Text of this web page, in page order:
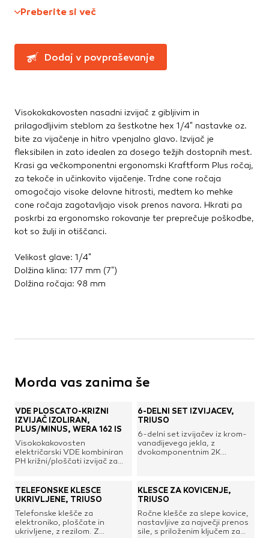
Ročne žage, sekire, noži
Zidarsko orodje
Kotniki
Kotno in profilno železo
Pritrdilna tehnika
Spojni elementi
Verige, jeklene vrvi
Vijaki
Žičniki
Preberite si več
Dodaj v povpraševanje
Visokokakovosten nasadni izvijač z gibljivim in
prilagodljivim steblom za šestkotne hex 1/4" nastavke oz.
bite za vijačenje in hitro vpenjalno glavo. Izvijač je
fleksibilen in zato idealen za dosego težjih dostopnih mest.
Krasi ga večkomponentni ergonomski Kraftform Plus ročaj,
za tekoče in učinkovito vijačenje. Trdne cone ročaja
omogočajo visoke delovne hitrosti, medtem ko mehke
cone ročaja zagotavljajo visok prenos navora. Hkrati pa
poskrbi za ergonomsko rokovanje ter preprečuje poškodbe,
kot so žulji in otiščanci.
Velikost glave: 1/4"
Dolžina klina: 177 mm (7")
Dolžina ročaja: 98 mm
Morda vas zanima še
VDE PLOŠČATO-KRIŽNI
IZVIJAČ IZOLIRAN,
PLUS/MINUS, WERA 162 IS
Visokokakovosten
električarski VDE kombiniran
PH križni/ploščati izvijač za
zaščitno izolacijo in
večkomponentnim ročajem
Kraftform Plus za hitro in
tekoče delo; trde cone ročaja
za visoke delovne hitrosti,
medtem ko mehke cone ročaja
6-DELNI SET IZVIJAČEV,
TRIUSO
6-delni set izvijačev iz krom-
vanadijevega jekla, z
dvokomponentnim 2K
ploščati izvijač: 3,0 x 75 mm,
5,5 x 100 mm, 6,5 x 100 mm,
Phillips: PH1 x 85 mm, PH2 x
100 mm
TELEFONSKE KLEŠČE
UKRIVLJENE, TRIUSO
Telefonske klešče za
elektroniko, ploščate in
ukrivljene, z rezilom. Z
KLEŠČE ZA KOVIČENJE,
TRIUSO
Ročne klešče za slepe kovice,
nastavljive za največji prenos
sile, s priloženim ključem za
Partnerska oglaševalska podjetja jih lahko uporabljajo za
prikazovanje ustreznih oglasov na drugih spletnih mestih.
Pri delu uporabljajo edinstveno prepoznavanje vašega
brskalnika in naprave. Če zavrnete uporabo teh piškotkov,
Potrdi moje izbire
DOVOLI VSE